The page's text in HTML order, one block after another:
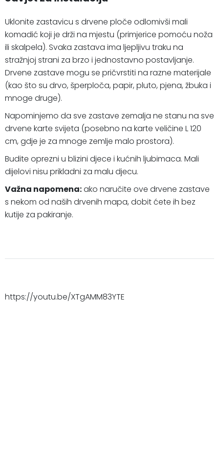
Uklonite zastavicu s drvene ploče odlomivši mali
komadić koji je drži na mjestu (primjerice pomoću noža
ili skalpela). Svaka zastava ima ljepljivu traku na
stražnjoj strani za brzo i jednostavno postavljanje.
Drvene zastave mogu se pričvrstiti na razne materijale
(kao što su drvo, šperploča, papir, pluto, pjena, žbuka i
mnoge druge).
Napominjemo da sve zastave zemalja ne stanu na sve
drvene karte svijeta (posebno na karte veličine L 120
cm, gdje je za mnoge zemlje malo prostora).
Budite oprezni u blizini djece i kućnih ljubimaca. Mali
dijelovi nisu prikladni za malu djecu.
Važna napomena:ako naručite ove drvene zastave
s nekom od naših drvenih mapa, dobit ćete ih bez
kutije za pakiranje.
https://youtu.be/XTgAMM83YTE